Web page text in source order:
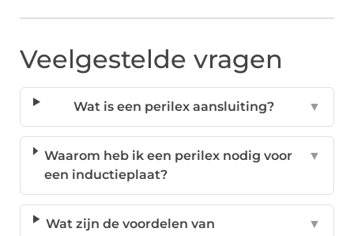
Veelgestelde vragen
Wat is een perilex aansluiting? ▼
Waarom heb ik een perilex nodig voor
een inductieplaat?
▼
Wat zijn de voordelen van
▼